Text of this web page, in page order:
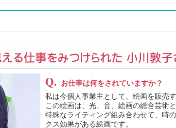
Q. お仕事は何をされていますか？
私は今個人事業主として、絵画を販売
この絵画は、光、音、絵画の総合芸術
特殊なライティング組み合わせて、時
クス効果がある絵画です。